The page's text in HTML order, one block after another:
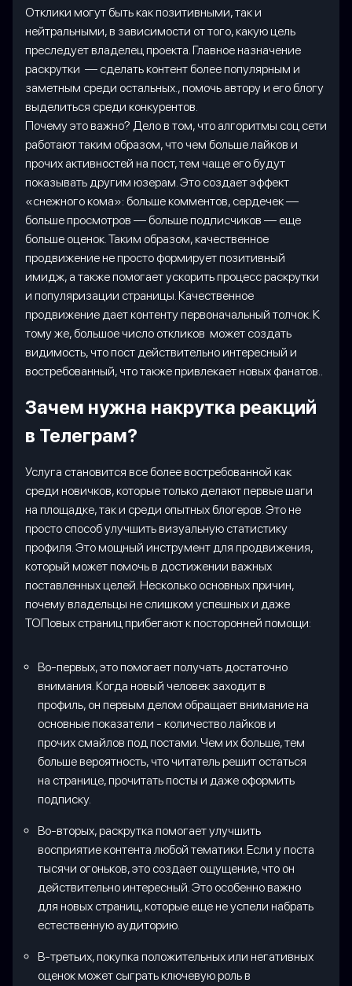
Отклики могут быть как позитивными, так и
нейтральными, в зависимости от того, какую цель
преследует владелец проекта. Главное назначение
раскрутки — сделать контент более популярным и
заметным среди остальных., помочь автору и его блогу
выделиться среди конкурентов.
Почему это важно? Дело в том, что алгоритмы соц сети
работают таким образом, что чем больше лайков и
прочих активностей на пост, тем чаще его будут
показывать другим юзерам. Это создает эффект
«снежного кома»: больше комментов, сердечек —
больше просмотров — больше подписчиков — еще
больше оценок. Таким образом, качественное
продвижение не просто формирует позитивный
имидж, а также помогает ускорить процесс раскрутки
и популяризации страницы. Качественное
продвижение дает контенту первоначальный толчок. К
тому же, большое число откликов может создать
видимость, что пост действительно интересный и
востребованный, что также привлекает новых фанатов..
Зачем нужна накрутка реакций
в Телеграм?
Услуга становится все более востребованной как
среди новичков, которые только делают первые шаги
на площадке, так и среди опытных блогеров. Это не
просто способ улучшить визуальную статистику
профиля. Это мощный инструмент для продвижения,
который может помочь в достижении важных
поставленных целей. Несколько основных причин,
почему владельцы не слишком успешных и даже
ТОПовых страниц прибегают к посторонней помощи:
Во-первых, это помогает получать достаточно
внимания. Когда новый человек заходит в
профиль, он первым делом обращает внимание на
основные показатели - количество лайков и
прочих смайлов под постами. Чем их больше, тем
больше вероятность, что читатель решит остаться
на странице, прочитать посты и даже оформить
подписку.
Во-вторых, раскрутка помогает улучшить
восприятие контента любой тематики. Если у поста
тысячи огоньков, это создает ощущение, что он
действительно интересный. Это особенно важно
для новых страниц, которые еще не успели набрать
естественную аудиторию.
В-третьих, покупка положительных или негативных
оценок может сыграть ключевую роль в